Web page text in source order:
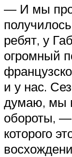
— И мы
ребят, у
огромный
и у нас.
думаю, мы
обороты, —
которого